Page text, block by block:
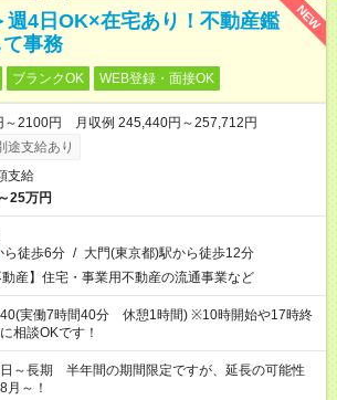
NEW
週4日OK×在宅あり！不動産鑑
事務
ブランクOK WEB登録・面接OK
～2100円 月収例 245,440円～257,712円
途支給あり
支給
25万円
ら徒歩6分 / 大門(東京都)駅から徒歩12分
動産】住宅・事業用不動産の流通事業など
実働7時間40分 休憩1時間) ※10時開始や17時終
相談OKです！
日～長期 半年間の期間限定ですが、延長の可能性
～！